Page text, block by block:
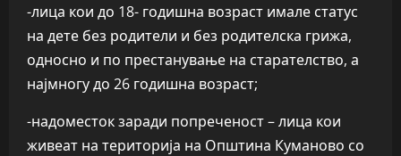
-лица кои до 18- годишна возраст имале статус
на дете без родители и без родителска грижа,
односно и по престанување на старателство, а
најмногу до 26 годишна возраст;
-надоместок заради попреченост – лица кои
живеат на територија на Општина Куманово со